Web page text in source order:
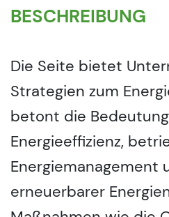
BESCHREIBUNG
Die Seite bietet
Strategien zum
betont die
Energieeffizienz,
Energiemanagement
erneuerbarer